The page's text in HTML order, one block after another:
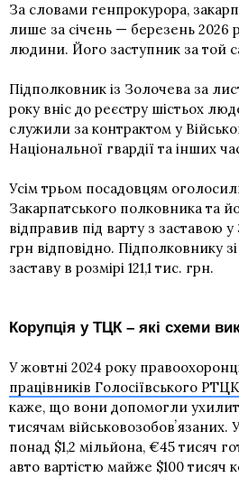
За словами генпрокурора,
лише за січень — березень 2026
людини. Його заступник за той
Підполковник із Золочева за
року вніс до реєстру шістьох
служили за контрактом у
Національної гвардії та інших
Усім трьом посадовцям
Закарпатського полковника та
відправив під варту з заставою
грн відповідно. Підполковнику
заставу в розмірі 121,1 тис. грн.
Корупція у ТЦК – які схеми
У жовтні 2024 року
працівників Голосіївського
каже, що вони допомогли
тисячам військовозобовʼязаних.
понад $1,2 мільйона, €45 тисяч
авто вартістю майже $100 тисяч